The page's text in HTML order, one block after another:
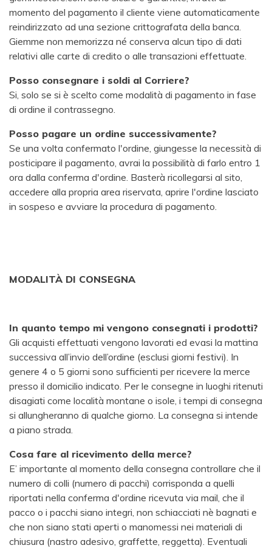
momento del pagamento il cliente viene automaticamente
reindirizzato ad una sezione crittografata della banca.
Giemme non memorizza né conserva alcun tipo di dati
relativi alle carte di credito o alle transazioni effettuate.
Posso consegnare i soldi al Corriere?
Si, solo se si è scelto come modalità di pagamento in fase
di ordine il contrassegno.
Posso pagare un ordine successivamente?
Se una volta confermato l'ordine, giungesse la necessità di
posticipare il pagamento, avrai la possibilità di farlo entro 1
ora dalla conferma d'ordine. Basterà ricollegarsi al sito,
accedere alla propria area riservata, aprire l'ordine lasciato
in sospeso e avviare la procedura di pagamento.
MODALITÀ DI CONSEGNA
In quanto tempo mi vengono consegnati i prodotti?
Gli acquisti effettuati vengono lavorati ed evasi la mattina
successiva all’invio dell’ordine (esclusi giorni festivi). In
genere 4 o 5 giorni sono sufficienti per ricevere la merce
presso il domicilio indicato. Per le consegne in luoghi ritenuti
disagiati come località montane o isole, i tempi di consegna
si allungheranno di qualche giorno. La consegna si intende
a piano strada.
Cosa fare al ricevimento della merce?
E’ importante al momento della consegna controllare che il
numero di colli (numero di pacchi) corrisponda a quelli
riportati nella conferma d'ordine ricevuta via mail, che il
pacco o i pacchi siano integri, non schiacciati nè bagnati e
che non siano stati aperti o manomessi nei materiali di
chiusura (nastro adesivo, graffette, reggetta). Eventuali